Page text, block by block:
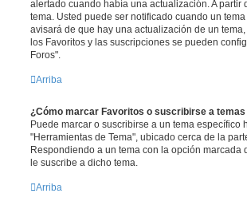
alertado cuando había una actualización. A
tema. Usted puede ser notificado cuando un
avisará de que hay una actualización de un
los Favoritos y las suscripciones se pueden
Foros".
Arriba
¿Cómo marcar Favoritos o suscribirse a
Puede marcar o suscribirse a un tema
"Herramientas de Tema", ubicado cerca de la
Respondiendo a un tema con la opción
le suscribe a dicho tema.
Arriba